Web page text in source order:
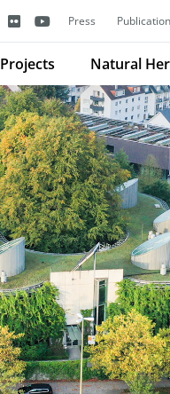
Press
Projects Natural